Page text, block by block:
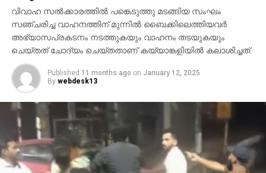
വിവാഹ സല്‍ക്കാരത്തില്‍ പങ്കെടുത്തു മടങ്ങിയ സംഘം
സഞ്ചരിച്ച വാഹനത്തിന് മുന്നില്‍ ബൈക്കിലെത്തിയവര്‍
അഭ്യാസപ്രകടനം നടത്തുകയും വാഹനം തടയുകയും
ചെയ്തത് ചോദ്യം ചെയ്തതാണ് കയ്യാങ്കളിയില്‍ കലാശിച്ചത്.
Published 11 months ago on January 12, 2025
By webdesk13